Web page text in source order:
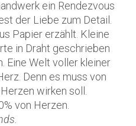
ein Rendezvous
der Liebe zum Detail.
Papier erzählt. Kleine
in Draht geschrieben
Eine Welt voller kleiner
Denn es muss von
wirken soll.
von Herzen.